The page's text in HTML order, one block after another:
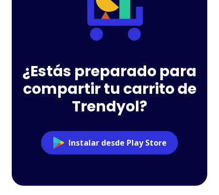
¿Estás preparado para
compartir tu carrito de
Trendyol?
Instalar desde Play Store